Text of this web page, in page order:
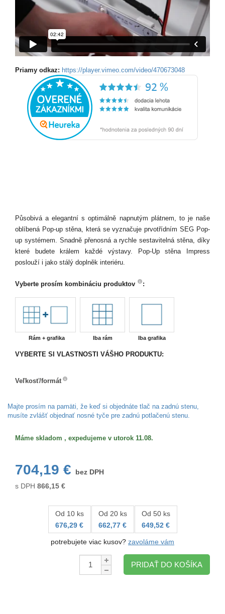
Priamy odkaz: https://player.vimeo.com/video/470673048
Působivá a elegantní s optimálně napnutým plátnem, to je naše
oblíbená Pop-up stěna, která se vyznačuje prvotřídním SEG Pop-
up systémem. Snadně přenosná a rychle sestavitelná stěna, díky
které budete králem každé výstavy. Pop-Up stěna Impress
poslouží i jako stálý doplněk interiéru.
Vyberte prosím kombináciu produktov :
Rám + grafika Iba rám Iba grafika
VYBERTE SI VLASTNOSTI VÁŠHO PRODUKTU:
Veľkosť/formát
Majte prosím na pamäti, že keď si objednáte tlač na zadnú stenu,
musíte zvlášť objednať nosné tyče pre zadnú potlačenú stenu.
Máme skladom , expedujeme v utorok 11.08.
704,19 €
bez DPH
s DPH 866,15 €
Od 10 ks
676,29 €
Od 20 ks
662,77 €
Od 50 ks
649,52 €
potrebujete viac kusov? zavoláme vám
Množstvo:
PRIDAŤ DO KOŠÍKA